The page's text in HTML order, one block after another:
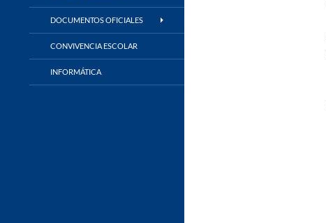
DOCUMENTOS OFICIALES
CONVIVENCIA ESCOLAR
INFORMÁTICA